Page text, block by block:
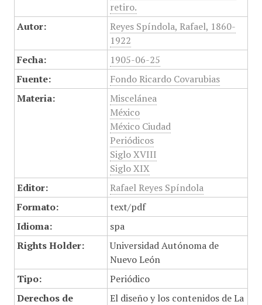
retiro.
Autor:
Reyes Spíndola, Rafael, 1860-
1922
Fecha:
1905-06-25
Fuente:
Fondo Ricardo Covarubias
Materia:
Miscelánea
México
México Ciudad
Periódicos
Siglo XVIII
Siglo XIX
Editor:
Rafael Reyes Spíndola
Formato:
text/pdf
Idioma:
spa
Rights Holder:
Universidad Autónoma de
Nuevo León
Tipo:
Periódico
Derechos de
El diseño y los contenidos de La